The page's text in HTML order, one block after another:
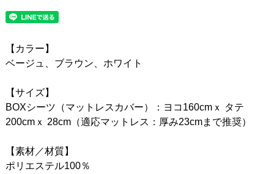
【カラー】
ベージュ、ブラウン、ホワイト
【サイズ】
BOXシーツ（マットレスカバー）：ヨコ160cmｘ タテ
200cmｘ 28cm（適応マットレス：厚み23cmまで推奨）
【素材／材質】
ポリエステル100％